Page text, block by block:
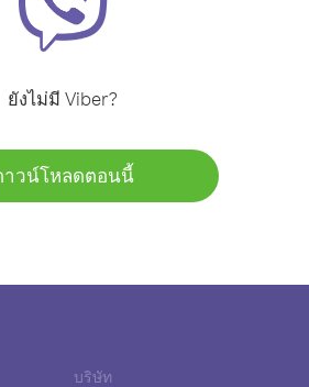
ยังไม่มี Viber?
าวน์โหลดตอนนี้
บริษัท